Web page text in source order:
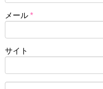
メール *
サイト